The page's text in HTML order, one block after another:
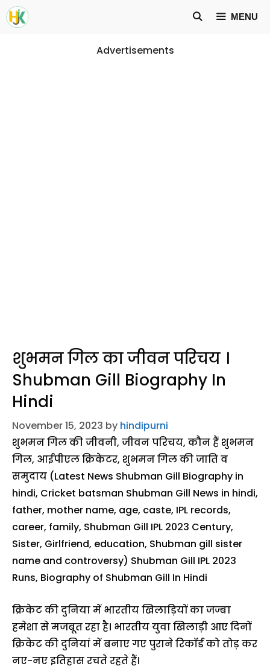
Skip
to
MENU
Advertisements
शुभमन गिल का जीवन परिचय ।
Shubman Gill Biography In
Hindi
November 15, 2023 by hindipurni
शुभमन गिल की जीवनी, जीवन परिचय, कौन हैं शुभमन
गिल, आईपीएल क्रिकेटर, शुभमन गिल की जाति व
समुदाय (Latest News Shubman Gill Biography in
hindi, Cricket batsman Shubman Gill News in hindi,
father, mother name, age, caste, IPL records,
career, family, Shubman Gill IPL 2023 Century,
Sister, Girlfriend, education, Shubman gill sister
name and controversy) Shubman Gill IPL 2023
Runs, Biography of Shubman Gill In Hindi
क्रिकेट की दुनिया में भारतीय खिलाड़ियों का जज्बा
हमेशा से मजबूत रहा है। भारतीय युवा खिलाड़ी आए दिनों
क्रिकेट की दुनियां में बनाए गए पुराने रिकॉर्ड को तोड़ कर
नए-नए इतिहास रचते रहते हैं।